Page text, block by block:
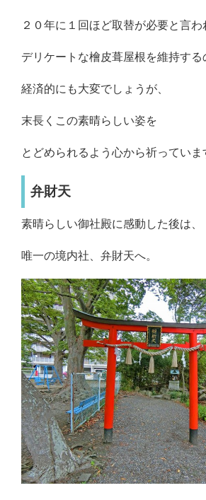
２０年に１回ほど取替が必要と言わ
デリケートな檜皮葺屋根を維持する
経済的にも大変でしょうが、
末長くこの素晴らしい姿を
とどめられるよう心から祈っていま
弁財天
素晴らしい御社殿に感動した後は、
唯一の境内社、弁財天へ。